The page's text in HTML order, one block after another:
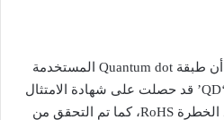
أعلنت سامسونج إلكترونيكس أن طبقة Quantum dot المستخدمة
في تلفزيوناتها المزودة بتقنية ‘QD’ قد حصلت على شهادة الامتثال
للمعايير الأوروبية لتقييد المواد الخطرة RoHS، كما تم التحقق من